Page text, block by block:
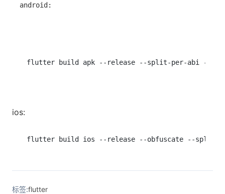
android:
flutter build apk --release --split-per-abi --
ios:
flutter build ios --release --obfuscate --split-
标签:flutter